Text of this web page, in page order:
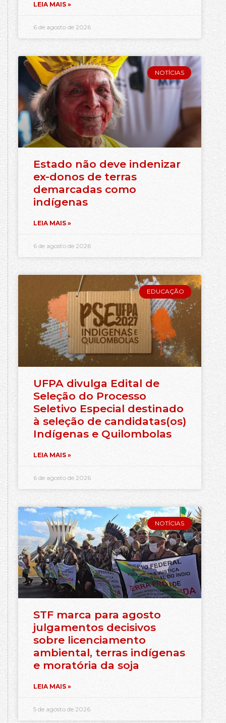
LEIA MAIS »
6 de agosto de 2026
NOTÍCIAS
Estado não deve indenizar
ex-donos de terras
demarcadas como
indígenas
LEIA MAIS »
6 de agosto de 2026
EDUCAÇÃO
UFPA divulga Edital de
Seleção do Processo
Seletivo Especial destinado
à seleção de candidatas(os)
Indígenas e Quilombolas
LEIA MAIS »
6 de agosto de 2026
NOTÍCIAS
STF marca para agosto
julgamentos decisivos
sobre licenciamento
ambiental, terras indígenas
e moratória da soja
LEIA MAIS »
5 de agosto de 2026